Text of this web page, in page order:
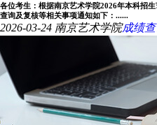
各位考生：根据南京艺术学院2026年本科招
查询及复核等相关事项通知如下：......
2026-03-24 南京艺术学院成绩